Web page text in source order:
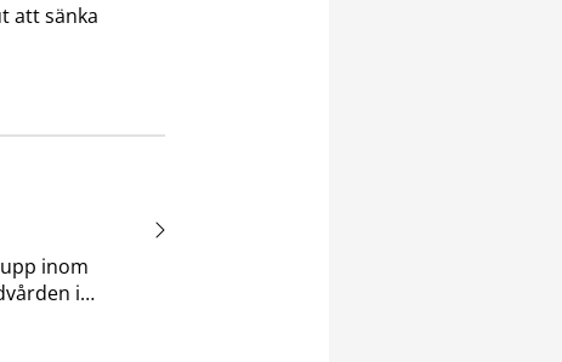
att sänka
inom
i